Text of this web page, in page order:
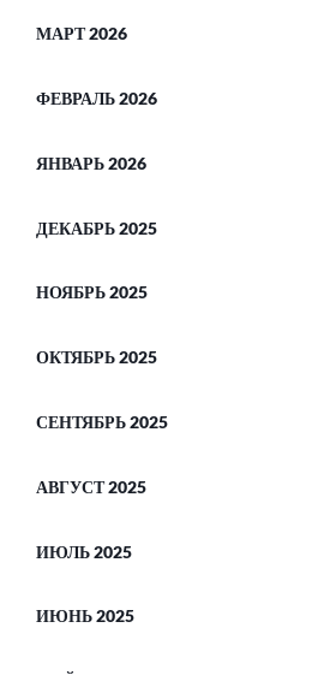
МАРТ 2026
ФЕВРАЛЬ 2026
ЯНВАРЬ 2026
ДЕКАБРЬ 2025
НОЯБРЬ 2025
ОКТЯБРЬ 2025
СЕНТЯБРЬ 2025
АВГУСТ 2025
ИЮЛЬ 2025
ИЮНЬ 2025